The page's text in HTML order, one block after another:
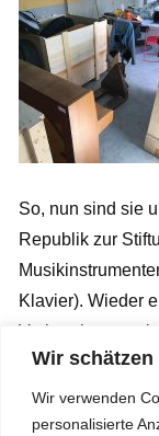
Wir
Wir verwenden
personalisierte
So, nun sind sie
Republik zur
Klavier). Wieder
Zum Glück gab
hat, ein Problem
Weitere Fotos